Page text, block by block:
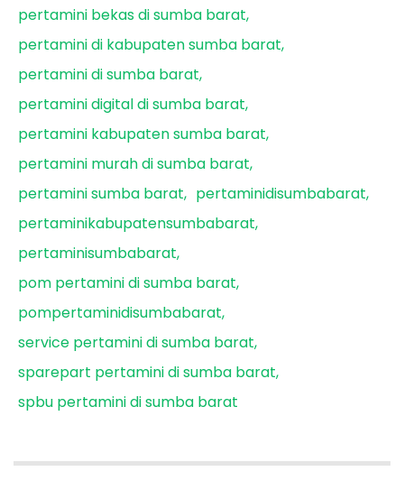
pertamini bekas di sumba barat
pertamini di kabupaten sumba barat
pertamini di sumba barat
pertamini digital di sumba barat
pertamini kabupaten sumba barat
pertamini murah di sumba barat
pertamini sumba barat
pertaminidisumbabarat
pertaminikabupatensumbabarat
pertaminisumbabarat
pom pertamini di sumba barat
pompertaminidisumbabarat
service pertamini di sumba barat
sparepart pertamini di sumba barat
spbu pertamini di sumba barat